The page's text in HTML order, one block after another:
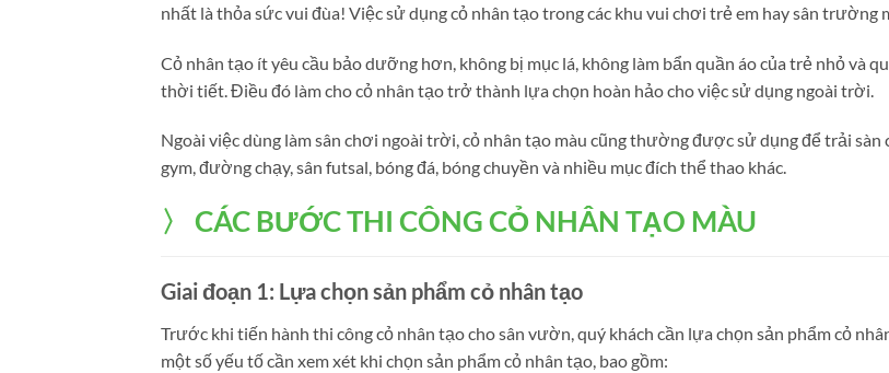
nhất là thỏa sức vui đùa! Việc sử dụng cỏ nhân tạo trong các khu vui chơi trẻ em hay sân trường
Cỏ nhân tạo ít yêu cầu bảo dưỡng hơn, không bị mục lá, không làm bẩn quần áo của trẻ nhỏ và
thời tiết. Điều đó làm cho cỏ nhân tạo trở thành lựa chọn hoàn hảo cho việc sử dụng ngoài trời.
Ngoài việc dùng làm sân chơi ngoài trời, cỏ nhân tạo màu cũng thường được sử dụng để trải sàn
gym, đường chạy, sân futsal, bóng đá, bóng chuyền và nhiều mục đích thể thao khác.
〉 CÁC BƯỚC THI CÔNG CỎ NHÂN TẠO MÀU
Giai đoạn 1: Lựa chọn sản phẩm cỏ nhân tạo
Trước khi tiến hành thi công cỏ nhân tạo cho sân vườn, quý khách cần lựa chọn sản phẩm cỏ
một số yếu tố cần xem xét khi chọn sản phẩm cỏ nhân tạo, bao gồm: